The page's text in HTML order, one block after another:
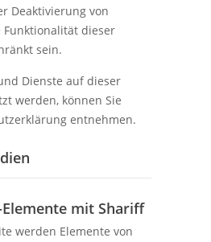
Deaktivierung von
Funktionalität dieser
sein.
Dienste auf dieser
werden, können Sie
entnehmen.
mit Shariff
werden Elemente von